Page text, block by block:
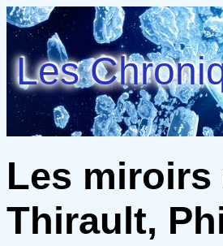
Les
Les miroirs
Thirault,